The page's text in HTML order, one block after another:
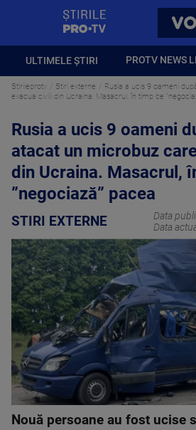
ULTIMELE ȘTIRI PROTV NEWS
Stirileprotv Stiri externe
Rusia a ucis 9 oameni
evacua civili din Ucraina. Masacrul, în timp ce
Rusia a ucis 9 oameni
atacat un microbuz
din Ucraina. Masacrul,
”negociază” pacea
STIRI EXTERNE Data
Data
Nouă persoane au fost ucise